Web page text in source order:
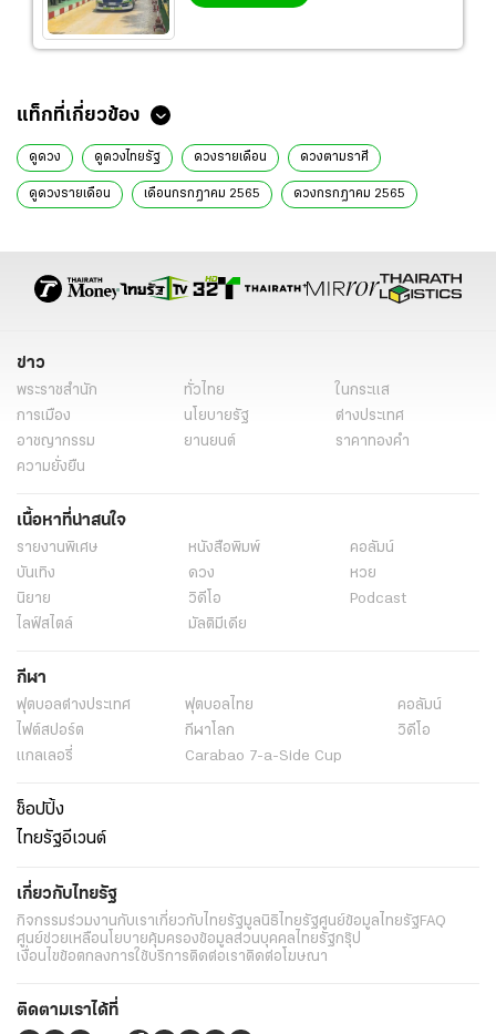
แท็กที่เกี่ยวข้อง
ดูดวง ดูดวงไทยรัฐ ดวงรายเดือน ดวงตามราศี
ดูดวงรายเดือน เดือนกรกฎาคม 2565 ดวงกรกฎาคม 2565
ดวงราศีมีน ดวงราศีมีน กรกฎาคม 2565
ข่าว
พระราชสำนัก ทั่วไทย
ในกระแส
การเมือง
นโยบายรัฐ
ต่างประเทศ
อาชญากรรม
ยานยนต์
ราคาทองคำ
ความยั่งยืน
เนื้อหาที่น่าสนใจ
รายงานพิเศษ หนังสือพิมพ์
คอลัมน์
บันเทิง
ดวง
หวย
นิยาย
วิดีโอ
Podcast
ไลฟ์สไตล์
มัลติมีเดีย
กีฬา
ฟุตบอลต่่างประเทศ ฟุตบอลไทย
คอลัมน์
ไฟต์สปอร์ต
กีฬาโลก
วิดีโอ
แกลเลอรี่
Carabao 7-a-Side Cup
ช็อปปิ้ง
ไทยรัฐอีเวนต์
เกี่ยวกับไทยรัฐ
กิจกรรมร่วมงานกับเราเกี่ยวกับไทยรัฐมูลนิธิไทยรัฐศูนย์ข้อมูลไทยรัฐFAQ
ศูนย์ช่วยเหลือนโยบายคุ้มครองข้อมูลส่วนบุคคลไทยรัฐกรุ๊ป
เงื่อนไขข้อตกลงการใช้บริการติดต่อเราติดต่อโฆษณา
ติดตามเราได้ที่